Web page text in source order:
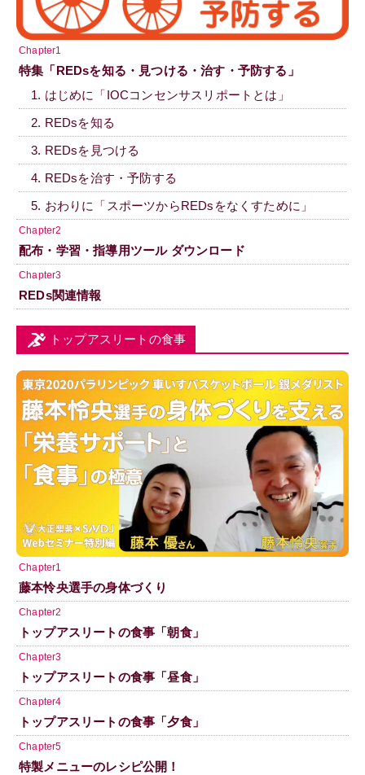
Chapter1
特集「REDsを知る・見つける・治す・予防する」
1. はじめに「IOCコンセンサスリポートとは」
2. REDsを知る
3. REDsを見つける
4. REDsを治す・予防する
5. おわりに「スポーツからREDsをなくすために」
Chapter2
配布・学習・指導用ツール ダウンロード
Chapter3
REDs関連情報
トップアスリートの食事
Chapter1
藤本怜央選手の身体づくり
Chapter2
トップアスリートの食事「朝食」
Chapter3
トップアスリートの食事「昼食」
Chapter4
トップアスリートの食事「夕食」
Chapter5
特製メニューのレシピ公開！